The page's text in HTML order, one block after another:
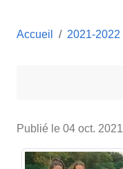
Accueil 2021-2022
Publié le 04 oct. 2021